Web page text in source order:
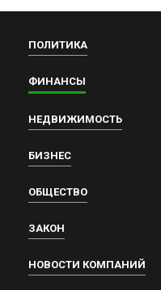
ПОЛИТИКА
ФИНАНСЫ
НЕДВИЖИМОСТЬ
БИЗНЕС
ОБЩЕСТВО
ЗАКОН
НОВОСТИ КОМПАНИЙ